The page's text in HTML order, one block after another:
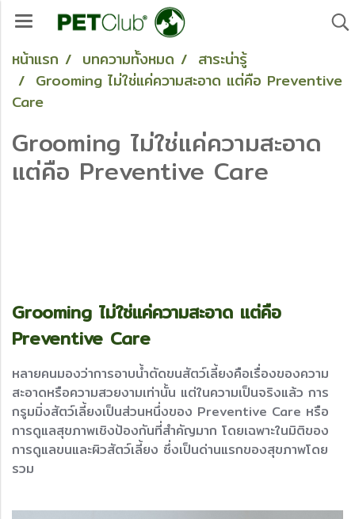
หน้าแรก บทความทั้งหมด
สาระน่ารู้
Grooming ไม่ใช่แค่ความสะอาด แต่คือ Preventive
Care
Grooming ไม่ใช่แค่ความสะอาด
แต่คือ Preventive Care
Grooming ไม่ใช่แค่ความสะอาด แต่คือ
Preventive Care
หลายคนมองว่าการอาบน้ำตัดขนสัตว์เลี้ยงคือเรื่องของความ
สะอาดหรือความสวยงามเท่านั้น แต่ในความเป็นจริงแล้ว การ
กรูมมิ่งสัตว์เลี้ยงเป็นส่วนหนึ่งของ Preventive Care หรือ
การดูแลสุขภาพเชิงป้องกันที่สำคัญมาก โดยเฉพาะในมิติของ
การดูแลขนและผิวสัตว์เลี้ยง ซึ่งเป็นด่านแรกของสุขภาพโดย
รวม